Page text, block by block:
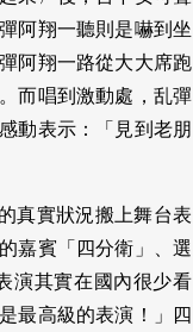
阿翔一聽則是嚇到坐
阿翔一路從大大席跑
而唱到激動處，乱彈
動表示：「見到老朋
真實狀況搬上舞台表
嘉賓「四分衛」、選
演其實在國內很少看
最高級的表演！」四